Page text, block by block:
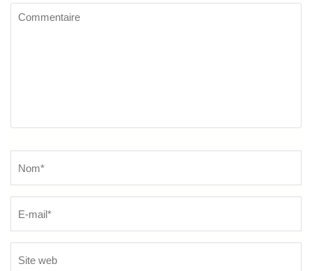
Commentaire